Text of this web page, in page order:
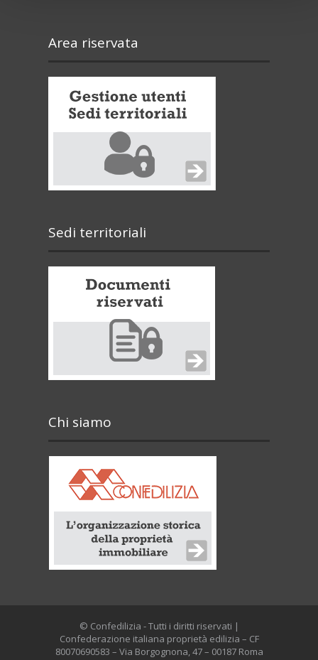
Area riservata
Sedi territoriali
Chi siamo
© Confedilizia - Tutti i diritti riservati |
Confederazione italiana proprietà edilizia – CF
80070690583 – Via Borgognona, 47 – 00187 Roma